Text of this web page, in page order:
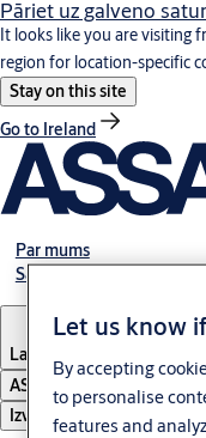
Pāriet uz galveno
It looks like you are visiting
region for location-specific
Stay on this site
Go to Ireland
Par mums
Sazinies ar mums
Latvia
ASSA ABLOY Group
Izvēlne
Let us know
By accepting
to personalise
features and